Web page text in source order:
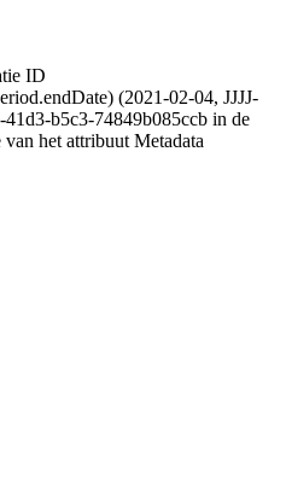
ID
(2021-02-04, JJJJ-
b5c3-74849b085ccb in de
het attribuut Metadata